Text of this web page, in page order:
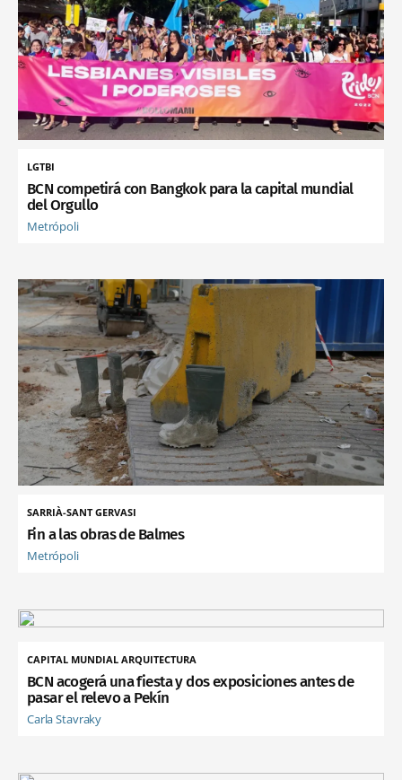
LGTBI
BCN competirá con Bangkok para la capital mundial
del Orgullo
Metrópoli
SARRIÀ-SANT GERVASI
Fin a las obras de Balmes
Metrópoli
CAPITAL MUNDIAL ARQUITECTURA
BCN acogerá una fiesta y dos exposiciones antes de
pasar el relevo a Pekín
Carla Stavraky